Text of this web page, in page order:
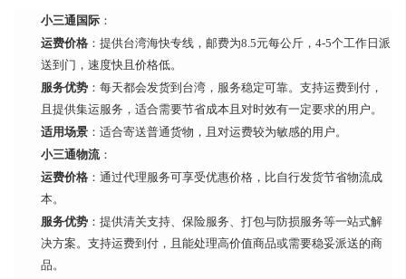
小三通国际 ：
运费价格 ：提供台湾海快专线，邮费为8.5元每公斤，4-5个工作日派
送到门，速度快且价格低。
服务优势 ：每天都会发货到台湾，服务稳定可靠。支持运费到付，
且提供集运服务，适合需要节省成本且对时效有一定要求的用户。
适用场景 ：适合寄送普通货物，且对运费较为敏感的用户。
小三通物流：
运费价格 ：通过代理服务可享受优惠价格，比自行发货节省物流成
本。
服务优势 ：提供清关支持、保险服务、打包与防损服务等一站式解
决方案。支持运费到付，且能处理高价值商品或需要稳妥派送的商
品。